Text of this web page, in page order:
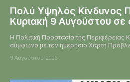
Πολύ Υψηλός Κίνδυνος
Κυριακή 9 Αυγούστου σε
Η Πολιτική Προστασία της Περιφέρειας
σύμφωνα με τον ημερήσιο Χάρτη
9 Αυγούστου 2026